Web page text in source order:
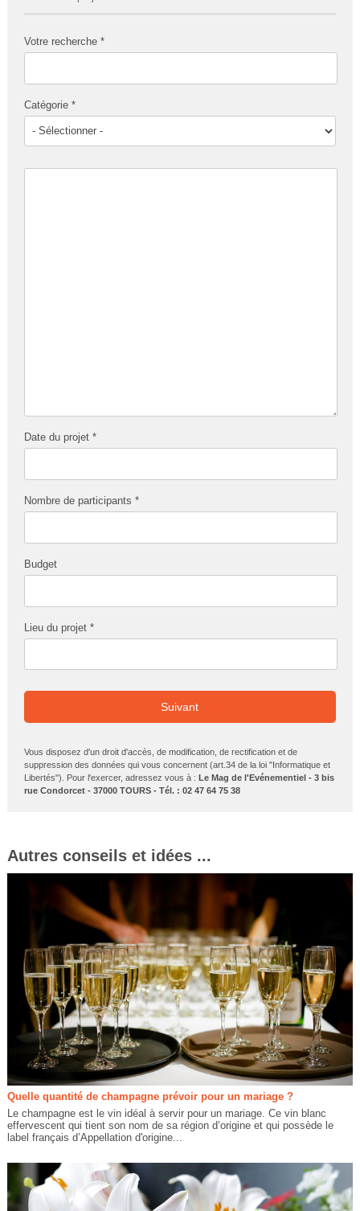
Votre recherche *
Catégorie *
Date du projet *
Nombre de participants *
Budget
Lieu du projet *
Suivant
Vous disposez d'un droit d'accès, de modification, de rectification et de
suppression des données qui vous concernent (art.34 de la loi "Informatique et
Libertés"). Pour l'exercer, adressez vous à :Le Mag de l'Evénementiel - 3 bis
rue Condorcet - 37000 TOURS - Tél. : 02 47 64 75 38
Autres conseils et idées ...
Quelle quantité de champagne prévoir pour un mariage ?
Le champagne est le vin idéal à servir pour un mariage. Ce vin blanc
effervescent qui tient son nom de sa région d’origine et qui possède le
label français d’Appellation d'origine...